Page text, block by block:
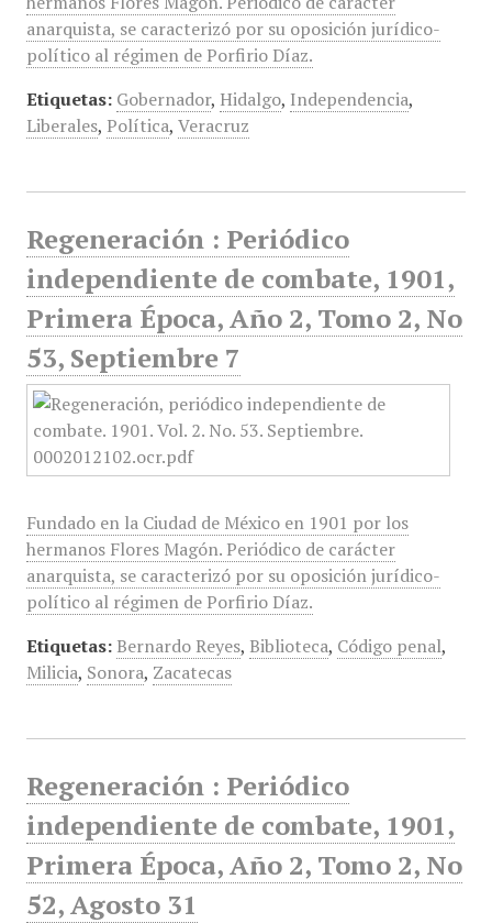
anarquista, se caracterizó por su oposición jurídico-
político al régimen de Porfirio Díaz.
Etiquetas: Gobernador, Hidalgo, Independencia,
Liberales, Política, Veracruz
Regeneración : Periódico
independiente de combate, 1901,
Primera Época, Año 2, Tomo 2, No
53, Septiembre 7
Fundado en la Ciudad de México en 1901 por los
hermanos Flores Magón. Periódico de carácter
anarquista, se caracterizó por su oposición jurídico-
político al régimen de Porfirio Díaz.
Etiquetas: Bernardo Reyes, Biblioteca, Código penal,
Milicia, Sonora, Zacatecas
Regeneración : Periódico
independiente de combate, 1901,
Primera Época, Año 2, Tomo 2, No
52, Agosto 31